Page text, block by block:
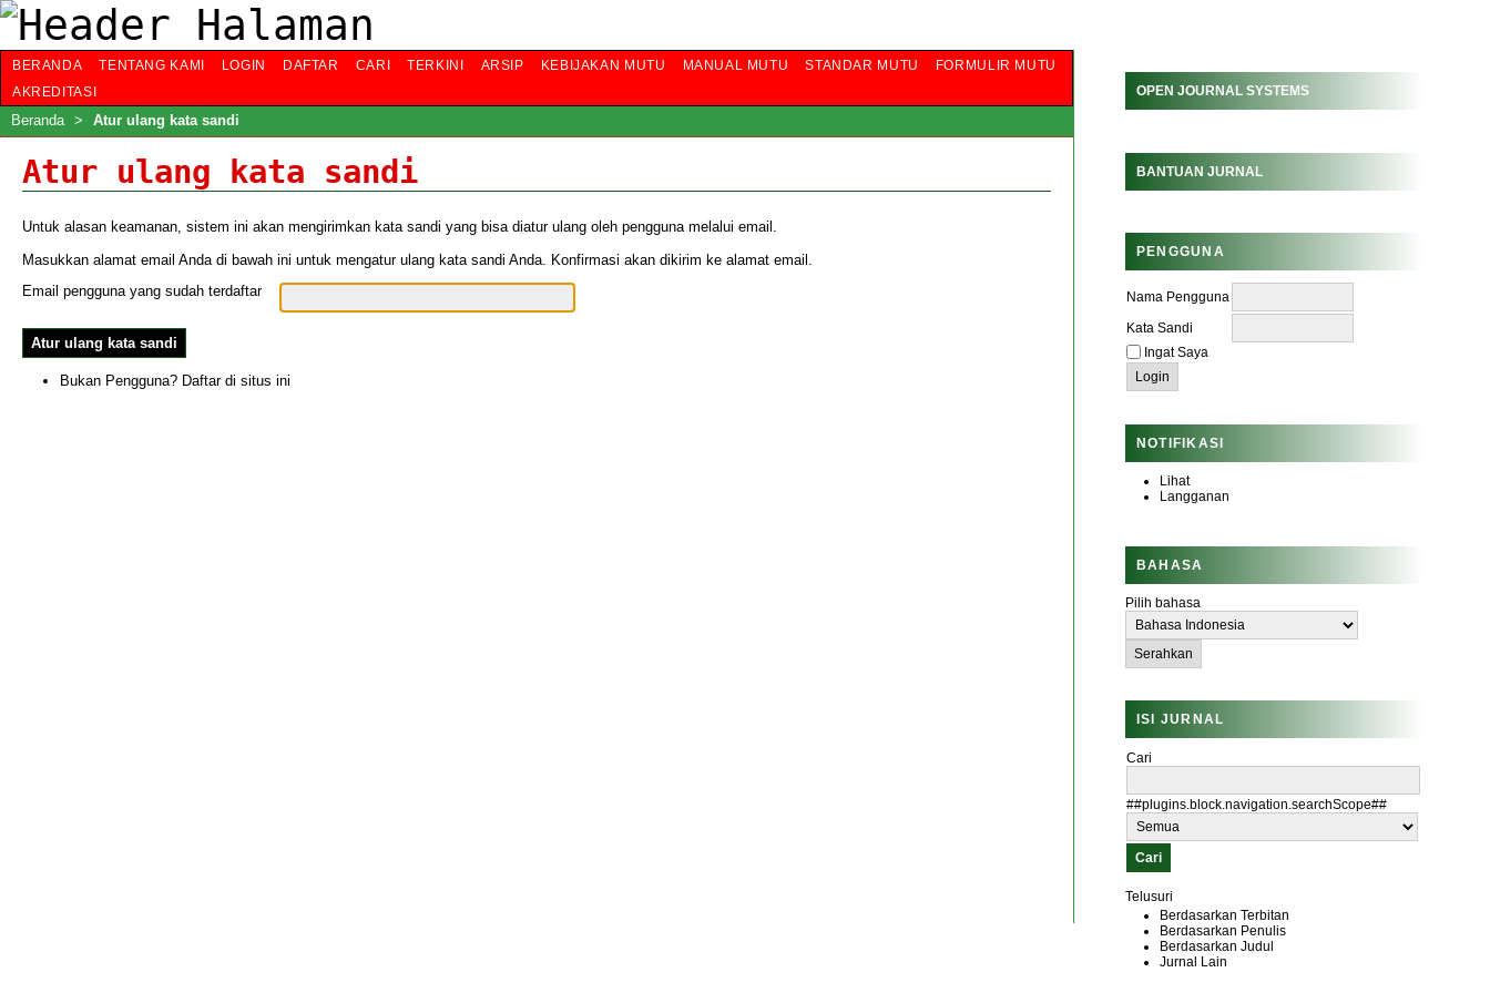
OPEN JOURNAL SYSTEMS
BANTUAN JURNAL
PENGGUNA
Nama Pengguna
Kata Sandi
Ingat Saya
NOTIFIKASI
Lihat
Langganan
BAHASA
Pilih bahasa
ISI JURNAL
Cari
##plugins.block.navigation.searchScope##
Telusuri
Berdasarkan Terbitan
Berdasarkan Penulis
Berdasarkan Judul
Jurnal Lain
BERANDA TENTANG KAMI LOGIN DAFTAR CARI TERKINI ARSIP KEBIJAKAN MUTU MANUAL MUTU STANDAR MUTU
FORMULIR MUTU
AKREDITASI
Beranda > Atur ulang kata sandi
Atur ulang kata sandi
Untuk alasan keamanan, sistem ini akan mengirimkan kata sandi yang bisa diatur ulang oleh pengguna melalui email.
Masukkan alamat email Anda di bawah ini untuk mengatur ulang kata sandi Anda. Konfirmasi akan dikirim ke alamat email.
Email pengguna yang sudah terdaftar
Bukan Pengguna? Daftar di situs ini